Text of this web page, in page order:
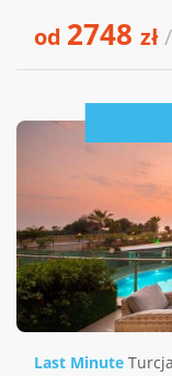
od 2748 zł
Last Minute Turcja